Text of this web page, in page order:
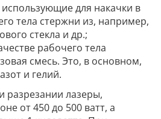
для накачки в
тела стержни из, например,
стекла и др.;
рабочего тела
смесь. Это, в основном,
и гелий.
разрезании лазеры,
от 450 до 500 ватт, а